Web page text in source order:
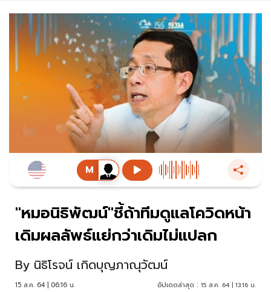
"หมอนิธิพัฒน์"ชี้ถ้าทีมดูแลโควิดหน้า
เดิมผลลัพธ์แย่กว่าเดิมไม่แปลก
By นิธิโรจน์ เกิดบุญภาณุวัฒน์
15 ส.ค. 64 | 06:16 น. อัปเดตล่าสุด : 15 ส.ค. 64 | 13:16 น.